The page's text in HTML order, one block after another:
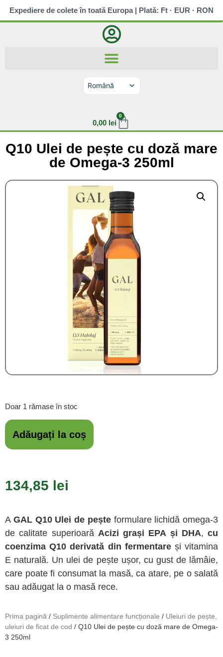
Expediere de colete în toată Europa | Plată: Ft · EUR · RON
Română
English (UK)
0,00 lei
0
Q10 Ulei de pește cu doză mare
de Omega-3 250ml
Doar 1 rămase în stoc
Adăugați la coș
134,85 lei
A GAL Q10 Ulei de peșteformulare lichidă omega-3
de calitate superioară Acizi grași EPA și DHA, cu
coenzima Q10 derivată din fermentareși vitamina
E naturală. Un ulei de pește ușor, cu gust de lămâie,
care poate fi consumat la masă, ca atare, pe o salată
sau adăugat la o masă rece.
Prima pagină / Suplimente alimentare funcționale / Uleiuri de pește,
uleiuri de ficat de cod / Q10 Ulei de pește cu doză mare de Omega-
3 250ml